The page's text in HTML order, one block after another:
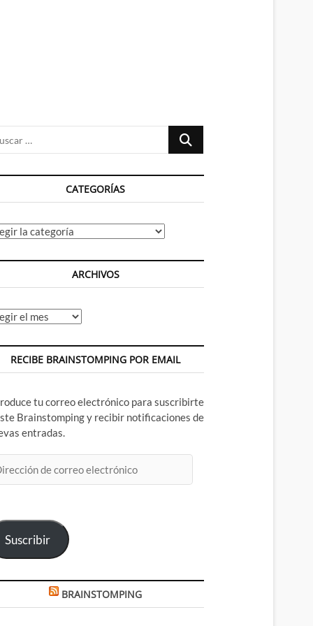
Buscar
CATEGORÍAS
ARCHIVOS
RECIBE BRAINSTOMPING POR EMAIL
tu correo electrónico para suscribirte
Brainstomping y recibir notificaciones de
entradas.
Suscribir
BRAINSTOMPING